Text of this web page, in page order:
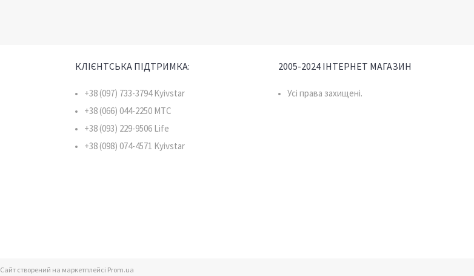
КЛІЄНТСЬКА ПІДТРИМКА:
+38 (097) 733-3794 Kyivstar
+38 (066) 044-2250 MTC
+38 (093) 229-9506 Life
+38 (098) 074-4571 Kyivstar
2005-2024 ІНТЕРНЕТ МАГАЗИН
Усі права захищені.
Сайт створений на маркетплейсі Prom.ua